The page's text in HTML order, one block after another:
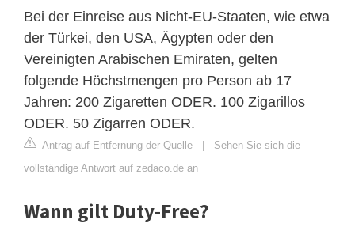
Bei der Einreise aus Nicht-EU-Staaten, wie etwa
der Türkei, den USA, Ägypten oder den
Vereinigten Arabischen Emiraten, gelten
folgende Höchstmengen pro Person ab 17
Jahren: 200 Zigaretten ODER. 100 Zigarillos
ODER. 50 Zigarren ODER.
Antrag auf Entfernung der Quelle | Sehen Sie sich die
vollständige Antwort auf zedaco.de an
Wann gilt Duty-Free?